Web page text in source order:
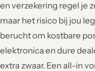
en verzekering regel je
maar het risico bij jou
berucht om kostbare
elektronica en dure
extra zwaar. Een all-in